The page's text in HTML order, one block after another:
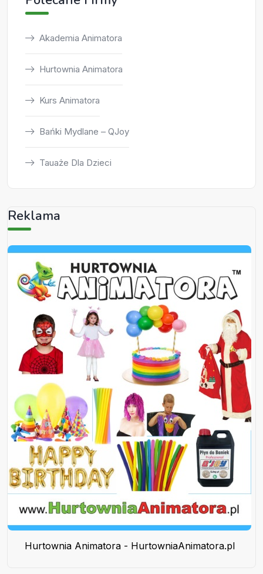
Akademia Animatora
Hurtownia Animatora
Kurs Animatora
Bańki Mydlane – QJoy
Tauaże Dla Dzieci
Reklama
Hurtownia Animatora - HurtowniaAnimatora.pl